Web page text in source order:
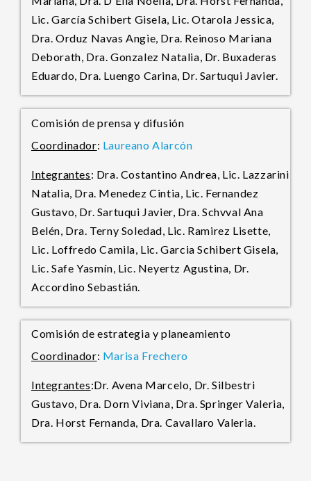
Lic. García Schibert Gisela, Lic. Otarola Jessica,
Dra. Orduz Navas Angie, Dra. Reinoso Mariana
Deborath, Dra. Gonzalez Natalia, Dr. Buxaderas
Eduardo, Dra. Luengo Carina, Dr. Sartuqui Javier.
Comisión de prensa y difusión
Coordinador: Laureano Alarcón
Integrantes: Dra. Costantino Andrea, Lic. Lazzarini
Natalia, Dra. Menedez Cintia, Lic. Fernandez
Gustavo, Dr. Sartuqui Javier, Dra. Schvval Ana
Belén, Dra. Terny Soledad, Lic. Ramirez Lisette,
Lic. Loffredo Camila, Lic. Garcia Schibert Gisela,
Lic. Safe Yasmín, Lic. Neyertz Agustina, Dr.
Accordino Sebastián.
Comisión de estrategia y planeamiento
Coordinador: Marisa Frechero
Integrantes:Dr. Avena Marcelo, Dr. Silbestri
Gustavo, Dra. Dorn Viviana, Dra. Springer Valeria,
Dra. Horst Fernanda, Dra. Cavallaro Valeria.